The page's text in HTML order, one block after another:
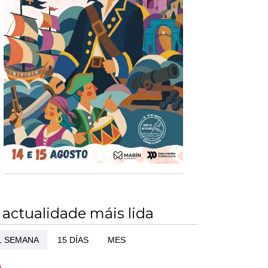
actualidade máis lida
SEMANA 15 DÍAS MES